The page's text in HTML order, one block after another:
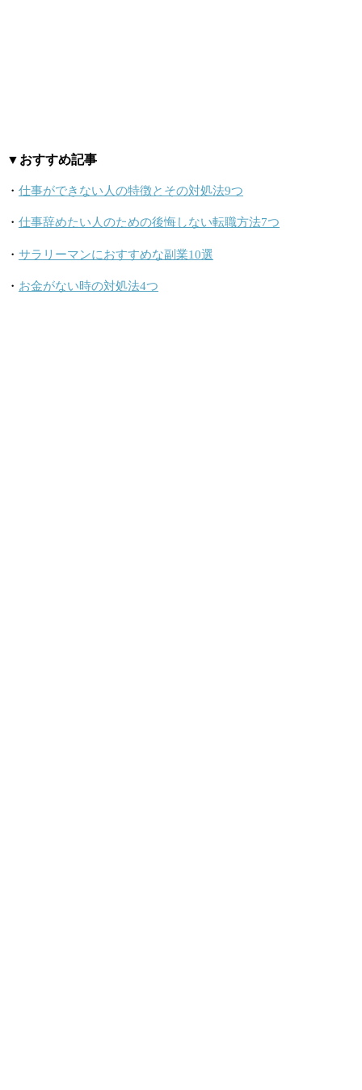
▼おすすめ記事
・ 仕事ができない人の特徴とその対処法9つ
・ 仕事辞めたい人のための後悔しない転職方法7つ
・ サラリーマンにおすすめな副業10選
・ お金がない時の対処法4つ